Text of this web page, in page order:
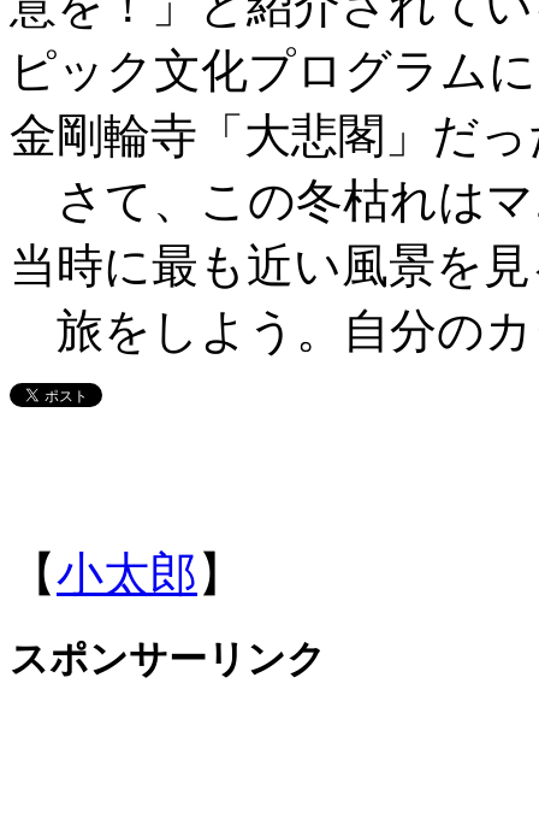
ピック文化プログラム
金剛輪寺「大悲閣」だ
さて、この冬枯れは
当時に最も近い風景を
旅をしよう。自分の
【小太郎 】
スポンサーリンク